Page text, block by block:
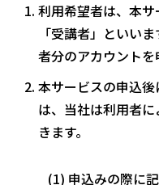
利用希望者は、本
「受講者」といい
者分のアカウントを
本サービスの申込
は、当社は利用者
きます。
申込みの際に